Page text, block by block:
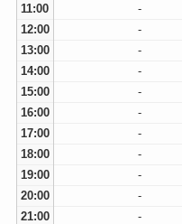
11:00
-
12:00
-
13:00
-
14:00
-
15:00
-
16:00
-
17:00
-
18:00
-
19:00
-
20:00
-
21:00
-